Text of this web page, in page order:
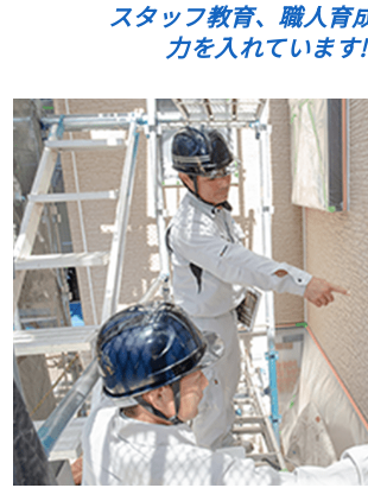
スタッフ教育、職人育
力を入れています!